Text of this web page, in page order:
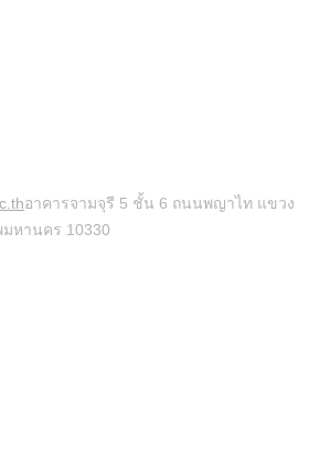
อาคารจามจุรี 5 ชั้น 6 ถนนพญาไท แขวง
มหานคร 10330